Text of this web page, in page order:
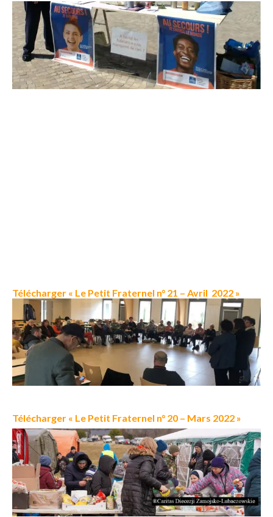
Télécharger « Le Petit Fraternel n° 21 – Avril 2022 »
Télécharger « Le Petit Fraternel n° 20 – Mars 2022 »